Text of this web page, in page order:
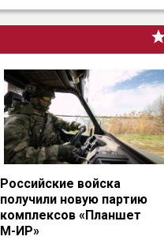
Российские войска
получили новую партию
комплексов «Планшет
М-ИР»